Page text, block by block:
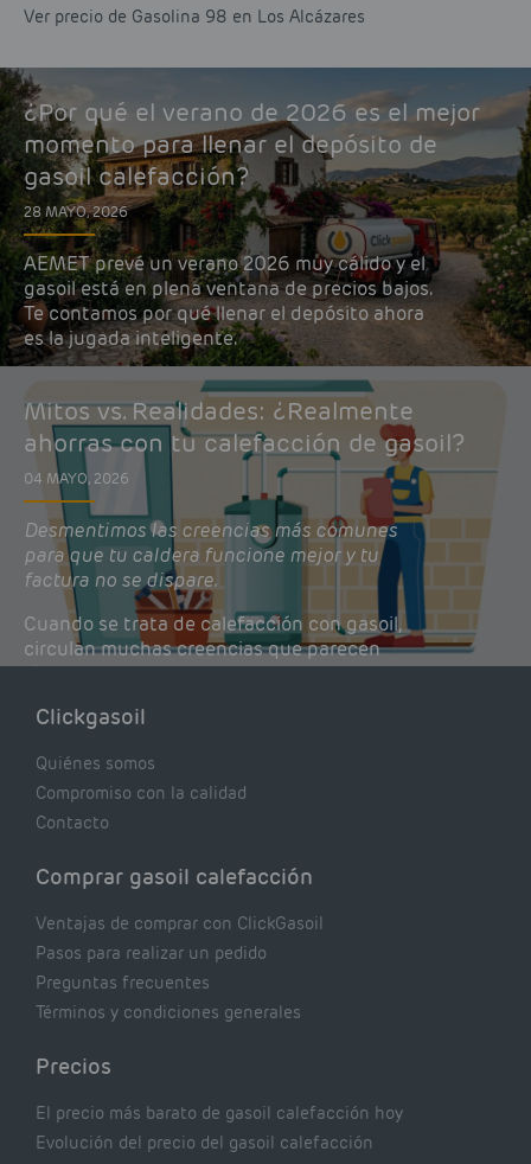
Ver precio de Gasolina 98 en Los Alcázares
¿Por qué el verano de 2026 es el mejor
momento para llenar el depósito de
gasoil calefacción?
28 MAYO, 2026
AEMET prevé un verano 2026 muy cálido y el
gasoil está en plena ventana de precios bajos.
Te contamos por qué llenar el depósito ahora
es la jugada inteligente.
Mitos vs. Realidades: ¿Realmente
ahorras con tu calefacción de gasoil?
04 MAYO, 2026
Desmentimos las creencias más comunes
para que tu caldera funcione mejor y tu
factura no se dispare.
Cuando se trata de calefacción con gasoil,
circulan muchas creencias que parecen
lógicas pero que, en realidad, pueden estar
de tu caldera. Pocas se contrastan con lo que
Clickgasoil
Quiénes somos
Compromiso con la calidad
Contacto
Comprar gasoil calefacción
Ventajas de comprar con ClickGasoil
Pasos para realizar un pedido
Preguntas frecuentes
Términos y condiciones generales
Precios
El precio más barato de gasoil calefacción hoy
Evolución del precio del gasoil calefacción